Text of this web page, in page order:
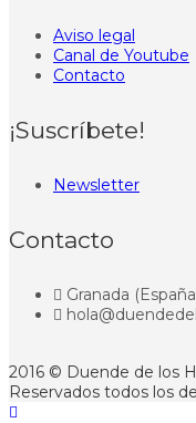
Aviso legal
Canal de Youtube
Contacto
¡Suscríbete!
Newsletter
Contacto
Granada
2016 © Duende de los
Reservados todos los